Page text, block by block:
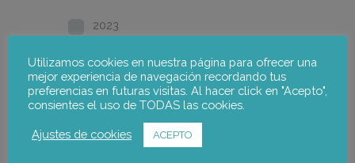
2023
2022
2021
2020
Utilizamos cookies en nuestra página para ofrecer una
mejor experiencia de navegación recordando tus
preferencias en futuras visitas. Al hacer click en "Acepto",
consientes el uso de TODAS las cookies.
Ajustes de cookies ACEPTO